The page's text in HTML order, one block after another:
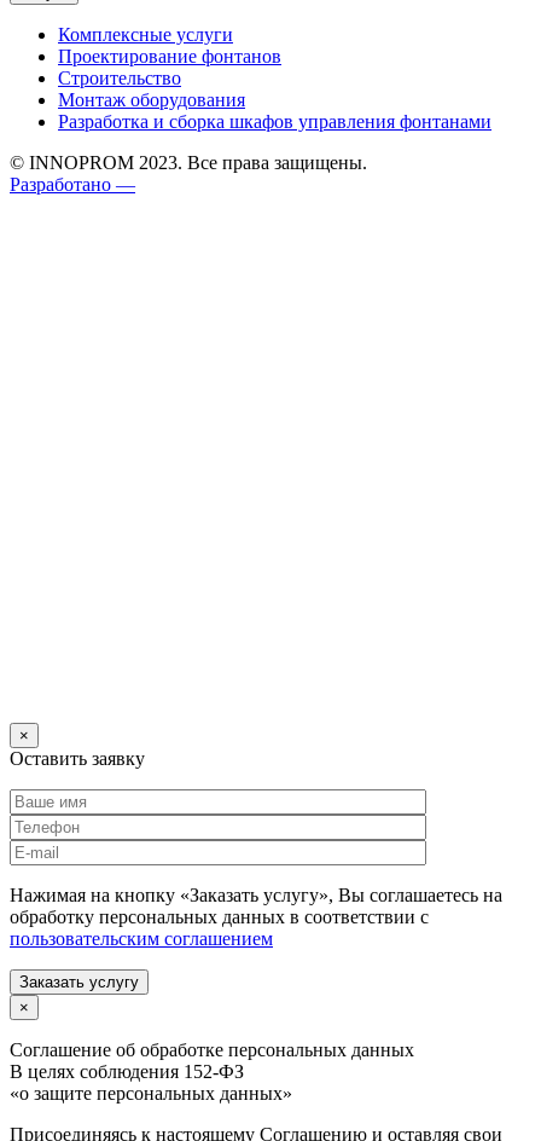
Комплексные услуги
Проектирование фонтанов
Строительство
Монтаж оборудования
Разработка и сборка шкафов управления фонтанами
© INNOPROM 2023. Все права защищены.
Разработано —
×
Оставить заявку
Нажимая на кнопку «Заказать услугу», Вы соглашаетесь на
обработку персональных данных в соответствии с
пользовательским соглашением
Заказать услугу
×
Соглашение об обработке персональных данных
В целях соблюдения 152-ФЗ
«о защите персональных данных»
Присоединяясь к настоящему Соглашению и оставляя свои